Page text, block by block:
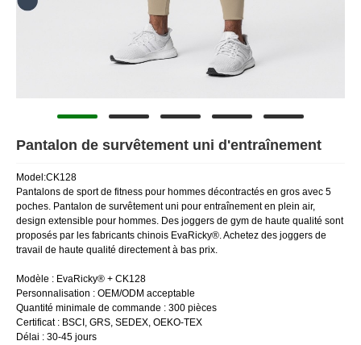
Pantalon de survêtement uni d'entraînement
Model:CK128
Pantalons de sport de fitness pour hommes décontractés en gros avec 5
poches. Pantalon de survêtement uni pour entraînement en plein air,
design extensible pour hommes. Des joggers de gym de haute qualité sont
proposés par les fabricants chinois EvaRicky®. Achetez des joggers de
travail de haute qualité directement à bas prix.
Modèle : EvaRicky® + CK128
Personnalisation : OEM/ODM acceptable
Quantité minimale de commande : 300 pièces
Certificat : BSCI, GRS, SEDEX, OEKO-TEX
Délai : 30-45 jours